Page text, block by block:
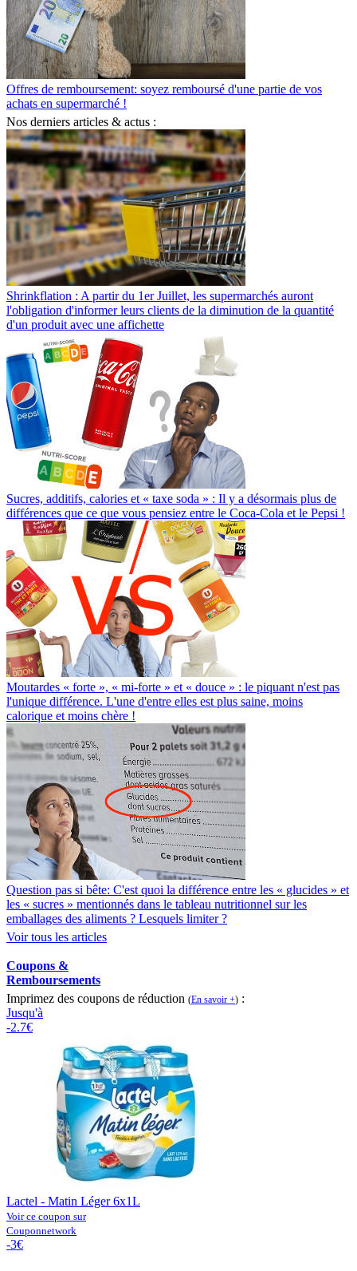
Offres de remboursement: soyez remboursé d'une partie de vos
achats en supermarché !
Nos derniers articles & actus :
Shrinkflation : A partir du 1er Juillet, les supermarchés auront
l'obligation d'informer leurs clients de la diminution de la quantité
d'un produit avec une affichette
Sucres, additifs, calories et « taxe soda » : Il y a désormais plus de
différences que ce que vous pensiez entre le Coca-Cola et le Pepsi !
Moutardes « forte », « mi-forte » et « douce » : le piquant n'est pas
l'unique différence. L'une d'entre elles est plus saine, moins
calorique et moins chère !
Question pas si bête: C'est quoi la différence entre les « glucides » et
les « sucres » mentionnés dans le tableau nutritionnel sur les
emballages des aliments ? Lesquels limiter ?
Voir tous les articles
Coupons &
Remboursements
Imprimez des coupons de réduction (En savoir +) :
Jusqu'à
-2.7€
Lactel - Matin Léger 6x1L
Voir ce coupon sur
Couponnetwork
-3€